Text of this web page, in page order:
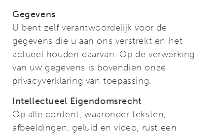
Gegevens
U bent zelf verantwoordelijk voor de
gegevens die u aan ons verstrekt en het
actueel houden daarvan. Op de verwerking
van uw gegevens is bovendien onze
privacyverklaring van toepassing.
Intellectueel Eigendomsrecht
Op alle content, waaronder teksten,
afbeeldingen, geluid en video, rust een